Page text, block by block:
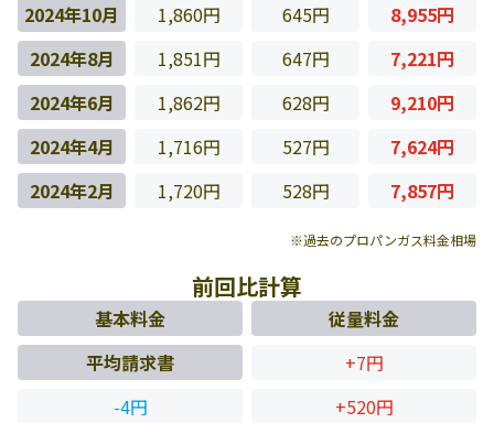
2024年10月
1,860円 645円
8,955円
2024年8月
1,851円 647円
7,221円
2024年6月
1,862円 628円
9,210円
2024年4月
1,716円 527円
7,624円
2024年2月
1,720円 528円 7,857円
※過去のプロパンガス料金相場
前回比計算
基本料金
従量料金
平均請求書
+7円
-4円
+520円